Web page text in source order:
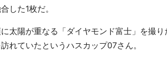
した1枚だ。
太陽が重なる「ダイヤモンド富士」を撮
れていたというハスカップ07さん。